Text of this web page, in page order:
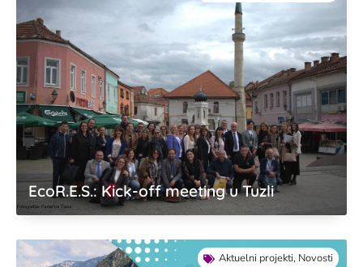
EcoR.E.S.: Kick-off meeting u Tuzli
Aktuelni projekti, Novosti